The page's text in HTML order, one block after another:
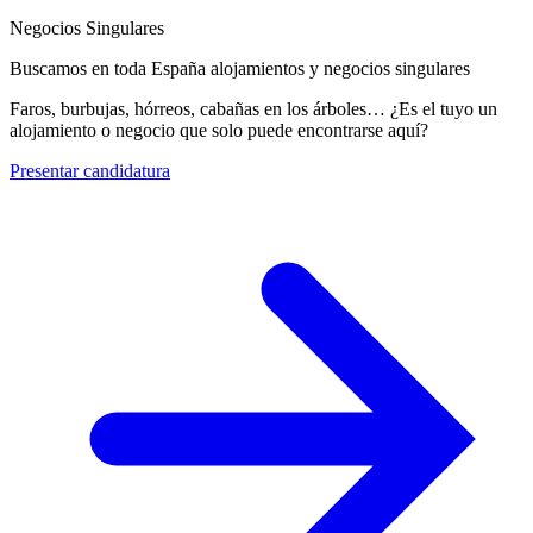
Negocios Singulares
Buscamos en toda España alojamientos y negocios singulares
Faros, burbujas, hórreos, cabañas en los árboles… ¿Es el tuyo un
alojamiento o negocio que solo puede encontrarse aquí?
Presentar candidatura